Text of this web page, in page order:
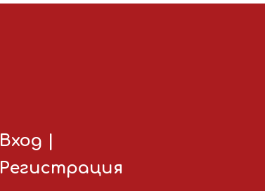
Вход |
Регистрация